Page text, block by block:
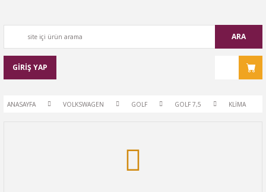
ARA
GİRİŞ YAP
ANASAYFA VOLKSWAGEN GOLF GOLF 7,5 KLİMA